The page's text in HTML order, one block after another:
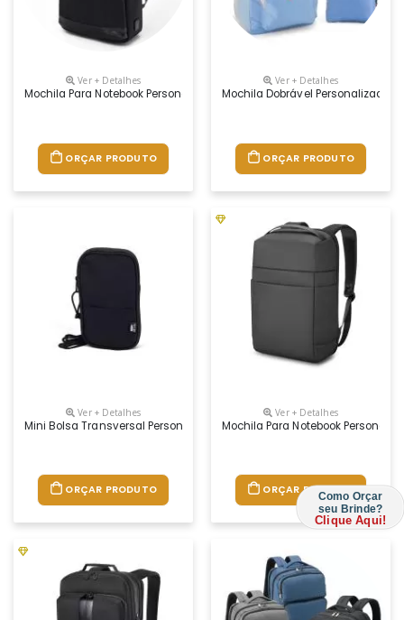
Ver + Detalhes
Mochila Para Notebook Personalizada
ORÇAR PRODUTO
Ver + Detalhes
Mochila Dobrável Personalizada
ORÇAR PRODUTO
Ver + Detalhes
Mini Bolsa Transversal Personalizada
ORÇAR PRODUTO
Ver + Detalhes
Mochila Para Notebook
ORÇAR PRODUTO
Como Orçar
seu Brinde?
Clique Aqui!